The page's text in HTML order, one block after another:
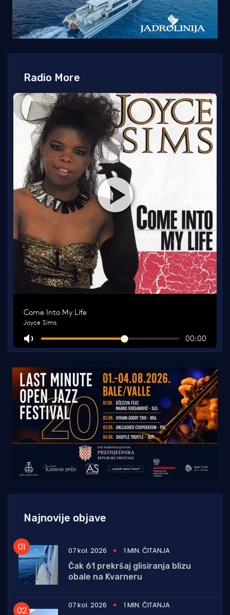
Radio More
Najnovije objave
07 kol. 2026
1 MIN. ČITANJA
Čak 61 prekršaj glisiranja blizu
obale na Kvarneru
07 kol. 2026
1 MIN. ČITANJA